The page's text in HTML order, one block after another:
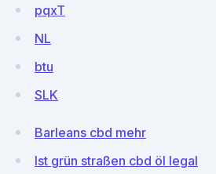
pqxT
NL
btu
SLK
Barleans cbd mehr
Ist grün straßen cbd öl legal